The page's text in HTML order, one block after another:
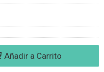
Añadir a Carrito